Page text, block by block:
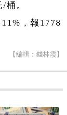
桶。
，報1778
【編輯：錢林霞】